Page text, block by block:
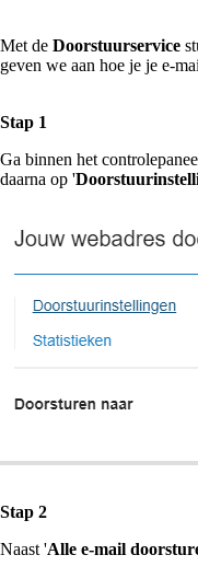
Met de Doorstuurservice
geven we aan hoe je je e-
Stap 1
Ga binnen het
daarna op '
Stap 2
Naast 'Alle e-mail